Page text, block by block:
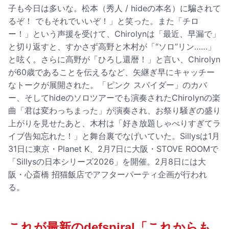
子も今日は多いな。松本（秀人 / hideの本名）に騙されて
るぞ！ でもそれでいいぞ！」と笑った。また「チロ
ー！」という声援を受けて、Chirolynは「最近、早漏で」
と切り返すと、すかさず高野と木村が「“ソロ”リン……」
と呟く。さらに高野が「ひろし還暦！」と言い、Chirolyn
が60歳であることを伝えるなど、矢継ぎ早にキャッチー
なトークが展開された。「ピンク スパイダー」のカバ
ー、そしてhideのソロツアーでも演奏されたChirolynの楽
曲「君は変わっちまった」が演奏され、お祭り騒ぎの盛り
上がりを見せたあと、木村は「好き放題しゃべりすぎてラ
イブ告知忘れた！」と舞台裏でなげいていた。Sillysは1月
31日に東京・Planet K、2月7日に大阪・STOVE ROOMで
「Sillysの日本シリーズ2026」を開催。2月8日には大
阪・心斎橋 招猫飯店でアフターパーティ企画が行われ
る。